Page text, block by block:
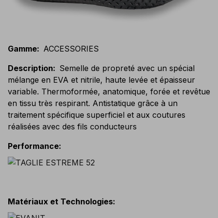
Gamme: ACCESSORIES
Description: Semelle de propreté avec un spécial
mélange en EVA et nitrile, haute levée et épaisseur
variable. Thermoformée, anatomique, forée et revêtue
en tissu très respirant. Antistatique grâce à un
traitement spécifique superficiel et aux coutures
réalisées avec des fils conducteurs
Performance:
Matériaux et Technologies: